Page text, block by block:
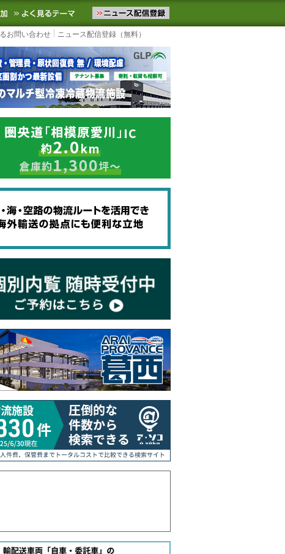
ュースをお届けします。物流ニュースメール配信を登録す
お気に入りに追加 よく見るテーマ
お問い合わせ ニュース配信登録（無料）